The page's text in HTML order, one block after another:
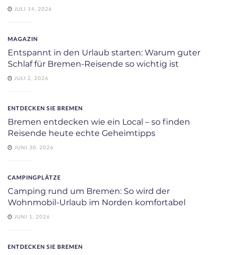
JULI 14, 2026
MAGAZIN
Entspannt in den Urlaub starten: Warum guter
Schlaf für Bremen-Reisende so wichtig ist
JULI 2, 2026
ENTDECKEN SIE BREMEN
Bremen entdecken wie ein Local – so finden
Reisende heute echte Geheimtipps
JUNI 30, 2026
CAMPINGPLÄTZE
Camping rund um Bremen: So wird der
Wohnmobil-Urlaub im Norden komfortabel
JUNI 1, 2026
ENTDECKEN SIE BREMEN